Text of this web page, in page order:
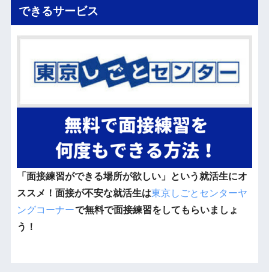
できるサービス
「面接練習ができる場所が欲しい」という就活生にオ
ススメ！面接が不安な就活生は東京しごとセンターヤ
ングコーナーで無料で面接練習をしてもらいましょ
う！